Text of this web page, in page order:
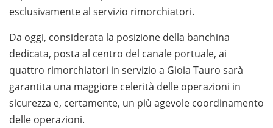
esclusivamente al servizio rimorchiatori.
Da oggi, considerata la posizione della banchina
dedicata, posta al centro del canale portuale, ai
quattro rimorchiatori in servizio a Gioia Tauro sarà
garantita una maggiore celerità delle operazioni in
sicurezza e, certamente, un più agevole coordinamento
delle operazioni.